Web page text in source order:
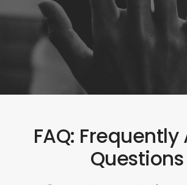
FAQ: Frequently
Questions